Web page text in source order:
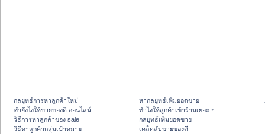
กลยุทธ์การหาลูกค้าใหม่
ทํายังไงให้ขายของดี ออนไลน์
วิธีการหาลูกค้าของ sale
วิธีหาลูกค้ากลุ่มเป้าหมาย
หากลยุทธ์เพิ่มยอดขาย
ทําไงให้ลูกค้าเข้าร้านเยอะ ๆ
กลยุทธ์เพิ่มยอดขาย
เคล็ดลับขายของดี